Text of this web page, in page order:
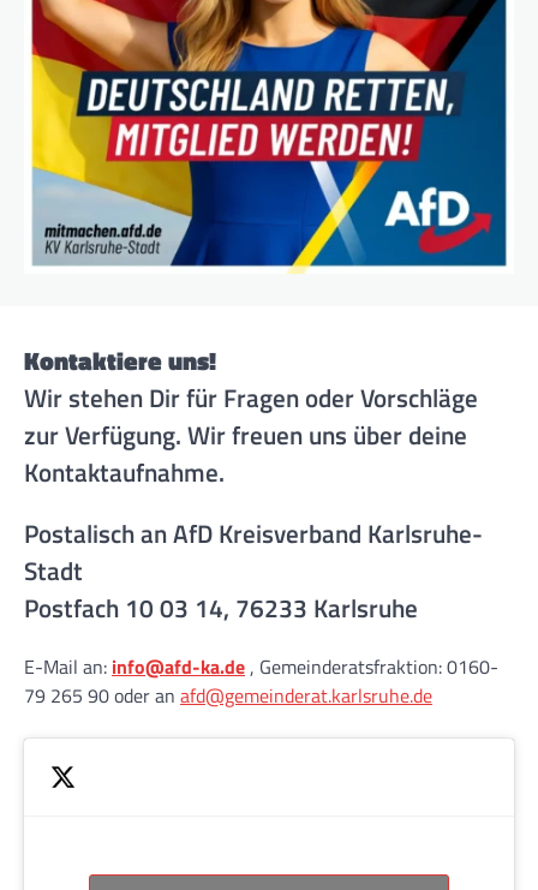
Kontaktiere uns!
Wir stehen Dir für Fragen oder Vorschläge
zur Verfügung. Wir freuen uns über deine
Kontaktaufnahme.
Postalisch an AfD Kreisverband Karlsruhe-
Stadt
Postfach 10 03 14, 76233 Karlsruhe
E-Mail an: info@afd-ka.de, Gemeinderatsfraktion: 0160-
79 265 90 oder an afd@gemeinderat.karlsruhe.de